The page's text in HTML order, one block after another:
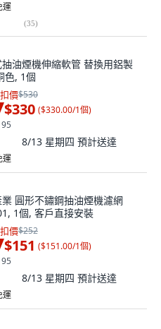
運
(35)
油煙機伸縮軟管 替換用鋁製
色, 1個
價$530
$330 ($330.00/1個)
8/13 星期四 預計送達
運
圓形不鏽鋼抽油煙機濾網
1個, 客戶直接安裝
價$252
$151 ($151.00/1個)
8/13 星期四 預計送達
運